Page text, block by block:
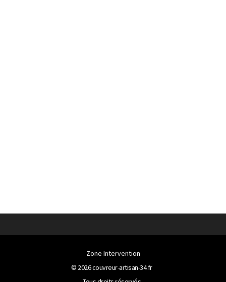
Zone Intervention
© 2026couvreur-artisan-34.fr